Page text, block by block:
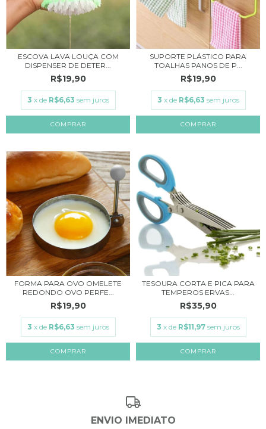
ESCOVA LAVA LOUÇA COM
DISPENSER DE DETER...
R$19,90
3 x de R$6,63 sem juros
SUPORTE PLÁSTICO PARA
TOALHAS PANOS DE P...
R$19,90
3 x de R$6,63 sem juros
FORMA PARA OVO OMELETE
REDONDO OVO PERFE...
R$19,90
3 x de R$6,63 sem juros
TESOURA CORTA E PICA PARA
TEMPEROS ERVAS...
R$35,90
3 x de R$11,97 sem juros
COMPRAR
ENVIO IMEDIATO